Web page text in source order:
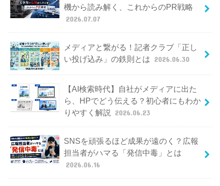
機から読み解く、これからのPR戦略
2026.07.07
メディアと繋がる！記者クラブ「正し
い投げ込み」の鉄則とは 2026.06.30
【AI検索時代】自社がメディアに出た
ら、HPでどう伝える？初心者にもわか
りやすく解説
2026.06.23
SNSを頑張るほど成果が遠のく？広報
担当者がハマる「発信中毒」とは
2026.06.16